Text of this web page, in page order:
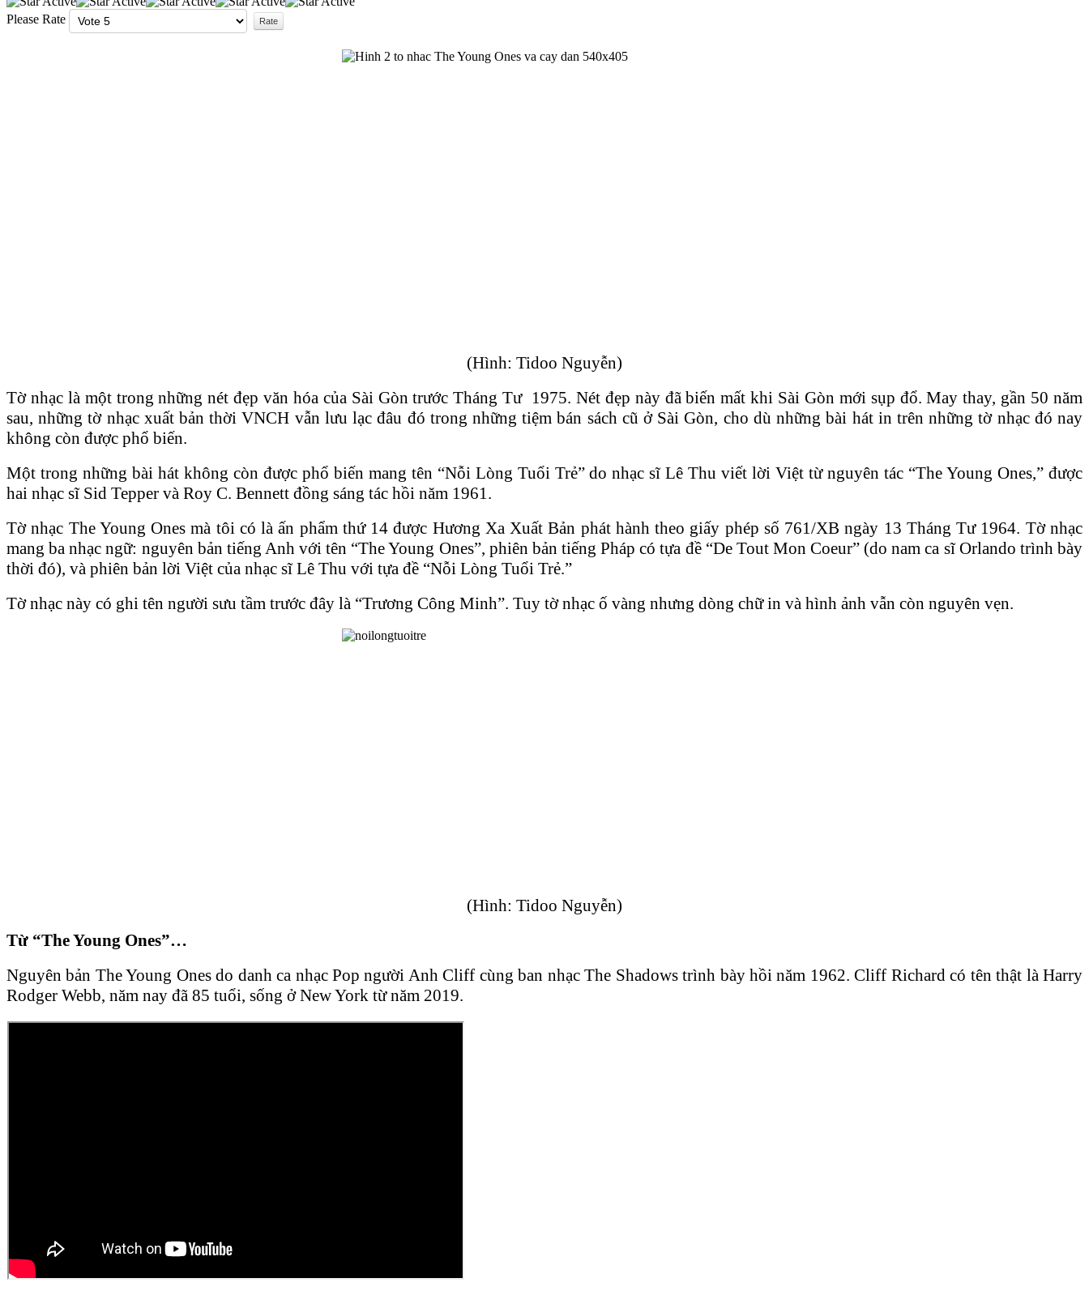
Please Rate
(Hình: Tidoo Nguyễn)
Tờ nhạc là một trong những nét đẹp văn hóa của Sài Gòn trước Tháng Tư 1975. Nét đẹp này đã biến mất khi Sài Gòn mới sụp đổ. May thay, gần 50 năm
sau, những tờ nhạc xuất bản thời VNCH vẫn lưu lạc đâu đó trong những tiệm bán sách cũ ở Sài Gòn, cho dù những bài hát in trên những tờ nhạc đó nay
không còn được phổ biến.
Một trong những bài hát không còn được phổ biến mang tên “Nỗi Lòng Tuổi Trẻ” do nhạc sĩ Lê Thu viết lời Việt từ nguyên tác “The Young Ones,” được
hai nhạc sĩ Sid Tepper và Roy C. Bennett đồng sáng tác hồi năm 1961.
Tờ nhạc The Young Ones mà tôi có là ấn phẩm thứ 14 được Hương Xa Xuất Bản phát hành theo giấy phép số 761/XB ngày 13 Tháng Tư 1964. Tờ nhạc
mang ba nhạc ngữ: nguyên bản tiếng Anh với tên “The Young Ones”, phiên bản tiếng Pháp có tựa đề “De Tout Mon Coeur” (do nam ca sĩ Orlando trình bày
thời đó), và phiên bản lời Việt của nhạc sĩ Lê Thu với tựa đề “Nỗi Lòng Tuổi Trẻ.”
Tờ nhạc này có ghi tên người sưu tầm trước đây là “Trương Công Minh”. Tuy tờ nhạc ố vàng nhưng dòng chữ in và hình ảnh vẫn còn nguyên vẹn.
(Hình: Tidoo Nguyễn)
Từ “The Young Ones”…
Nguyên bản The Young Ones do danh ca nhạc Pop người Anh Cliff cùng ban nhạc The Shadows trình bày hồi năm 1962. Cliff Richard có tên thật là Harry
Rodger Webb, năm nay đã 85 tuổi, sống ở New York từ năm 2019.